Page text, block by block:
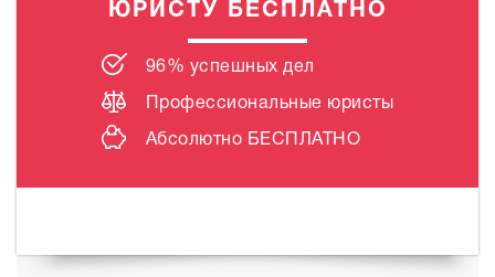
ЮРИСТУ БЕСПЛАТНО
96% успешных дел
Профессиональные юристы
Абсолютно БЕСПЛАТНО